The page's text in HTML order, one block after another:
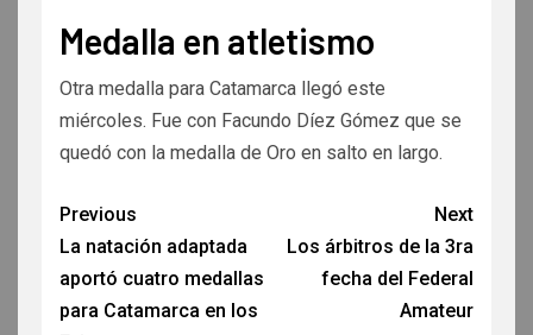
Medalla en atletismo
Otra medalla para Catamarca llegó este
miércoles. Fue con Facundo Díez Gómez que se
quedó con la medalla de Oro en salto en largo.
Previous
La natación adaptada
aportó cuatro medallas
para Catamarca en los
Next
Los árbitros de la 3ra
fecha del Federal
Amateur